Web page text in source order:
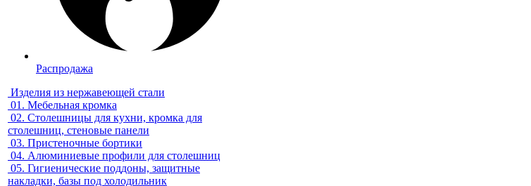
Распродажа
Изделия из нержавеющей стали
01. Мебельная кромка
02. Столешницы для кухни, кромка для
столешниц, стеновые панели
03. Пристеночные бортики
04. Алюминиевые профили для столешниц
05. Гигиенические поддоны, защитные
накладки, базы под холодильник